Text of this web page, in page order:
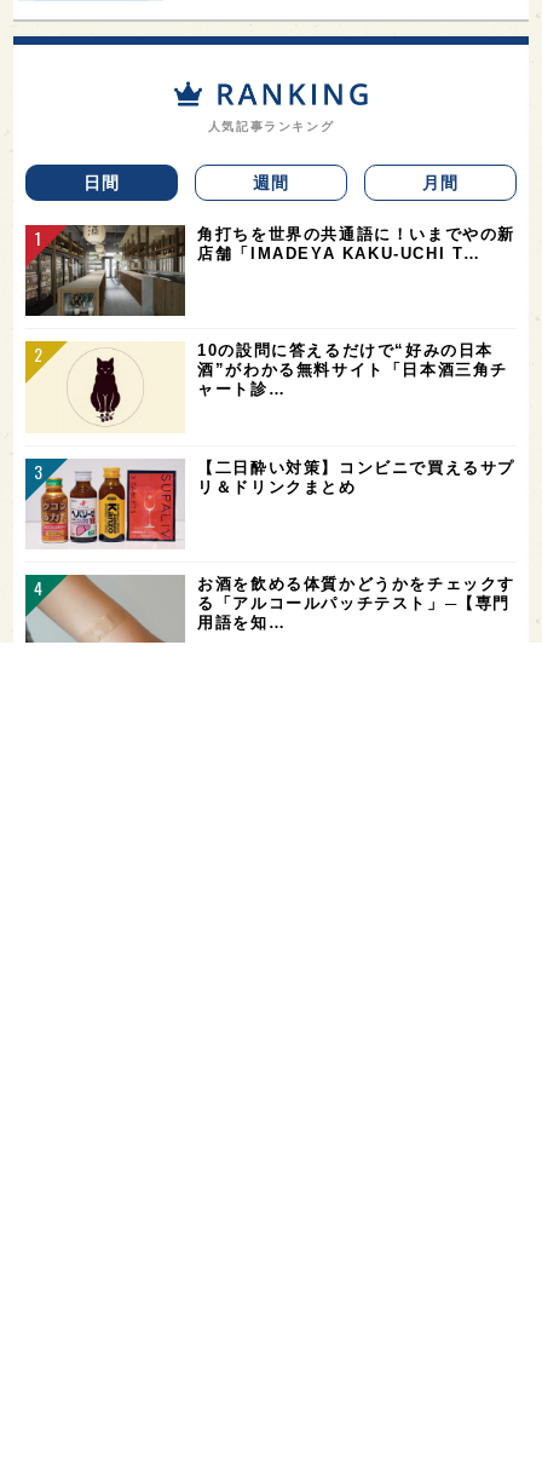
人気記事ランキング
日間 週間 月間
角打ちを世界の共通語に！いまでやの新
店舗「IMADEYA KAKU-UCHI T…
10の設問に答えるだけで“好みの日本
酒”がわかる無料サイト「日本酒三角チ
ャート診…
【二日酔い対策】コンビニで買えるサプ
リ＆ドリンクまとめ
お酒を飲める体質かどうかをチェックす
る「アルコールパッチテスト」─【専門
用語を知…